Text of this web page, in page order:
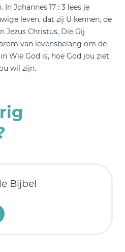
Johannes 17 : 3 lees je
leven, dat zij U kennen, de
Jezus Christus, Die Gij
van levensbelang om de
Wie God is, hoe God jou ziet,
wil zijn.
Bijbel